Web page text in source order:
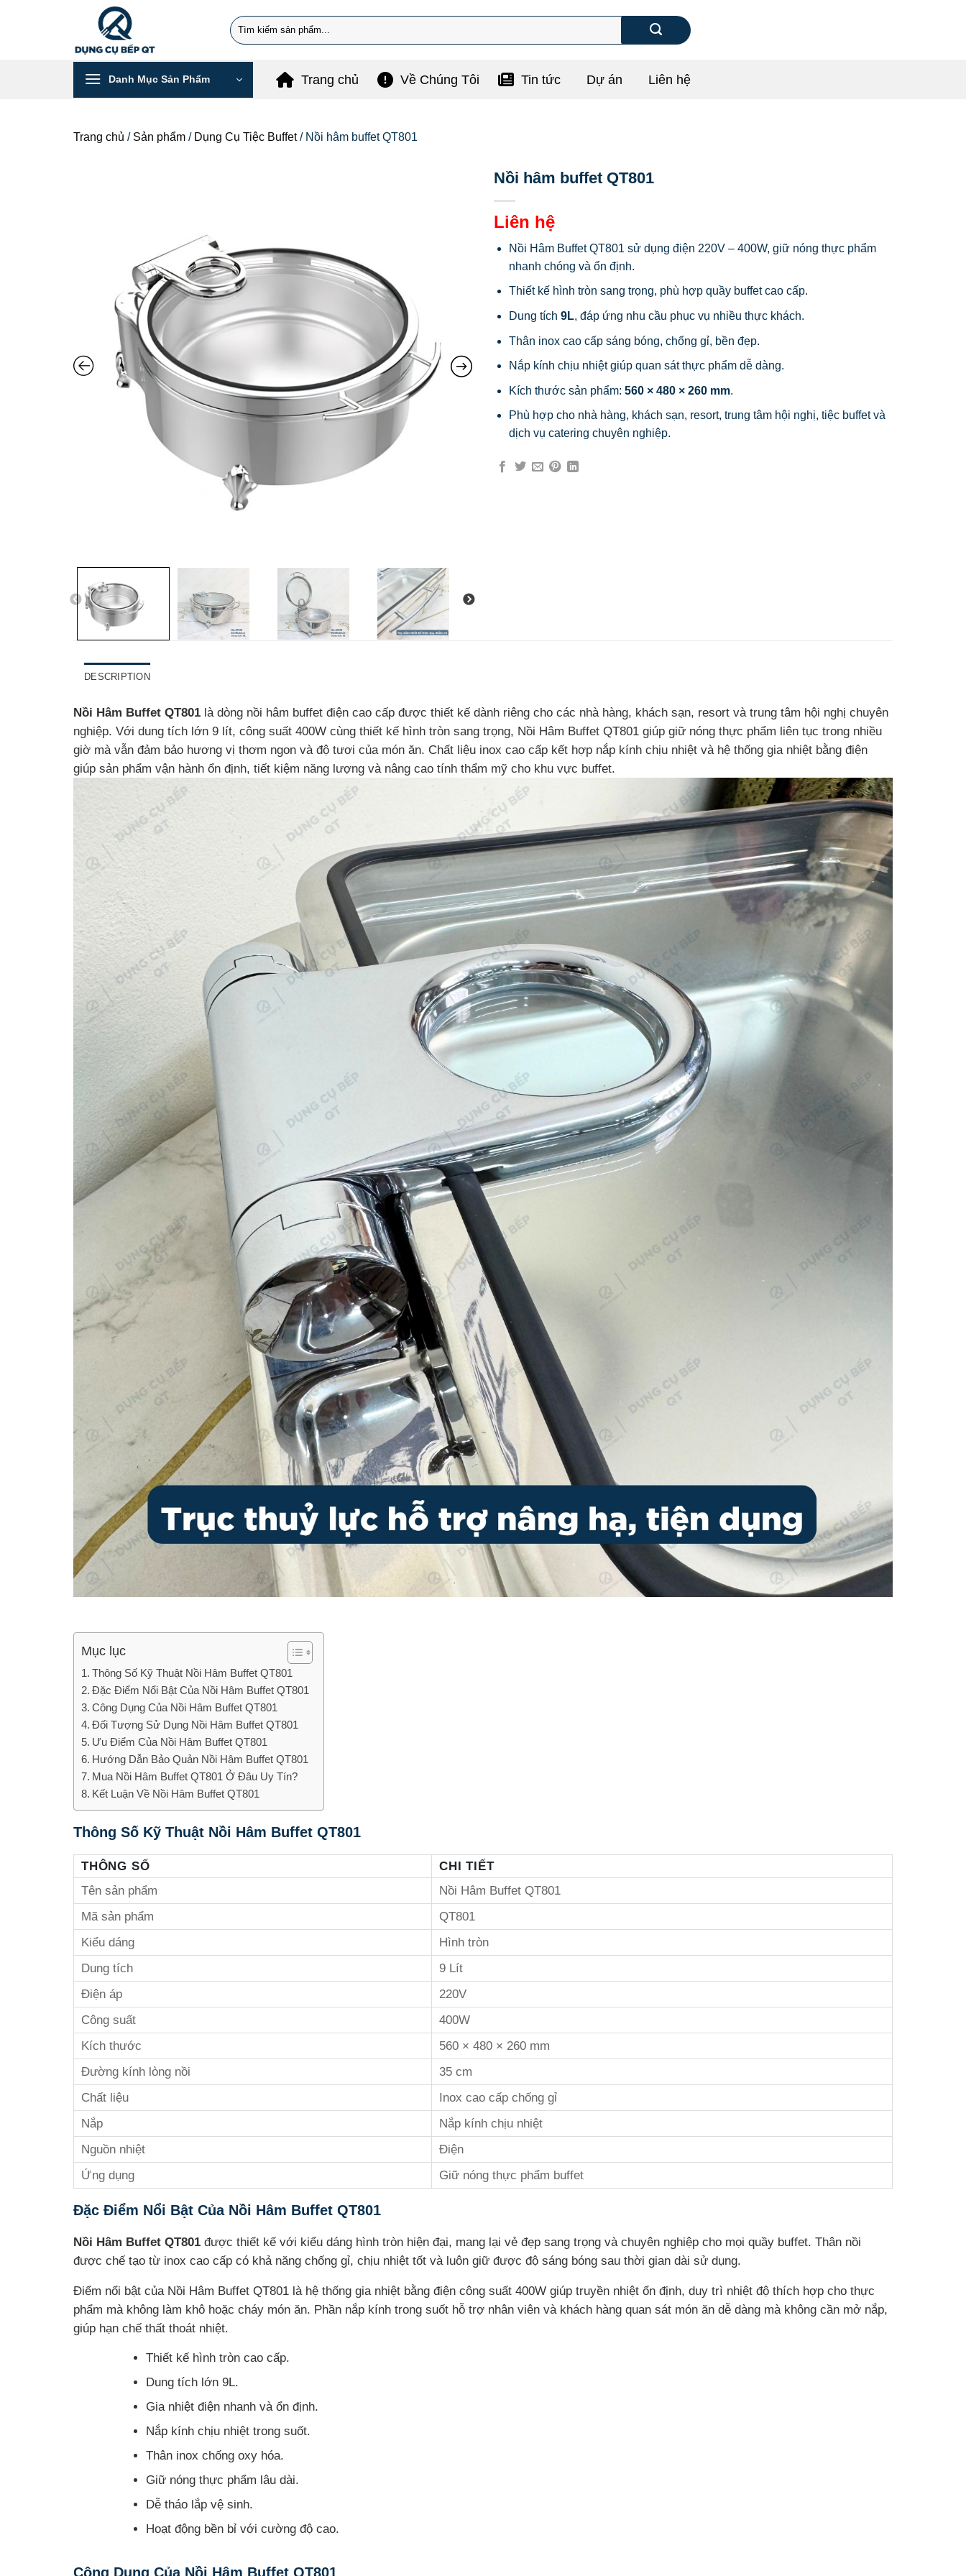
Search
for:
Danh Mục Sản Phẩm Trang chủ Về Chúng Tôi Tin tức Dự án Liên hệ
Trang chủ / Sản phẩm / Dụng Cụ Tiệc Buffet/ Nồi hâm buffet QT801
Nồi hâm buffet QT801
Liên hệ
Nồi Hâm Buffet QT801 sử dụng điện 220V – 400W, giữ nóng thực phẩm
nhanh chóng và ổn định.
Thiết kế hình tròn sang trọng, phù hợp quầy buffet cao cấp.
Dung tích 9L, đáp ứng nhu cầu phục vụ nhiều thực khách.
Thân inox cao cấp sáng bóng, chống gỉ, bền đẹp.
Nắp kính chịu nhiệt giúp quan sát thực phẩm dễ dàng.
Kích thước sản phẩm: 560 × 480 × 260 mm.
Phù hợp cho nhà hàng, khách sạn, resort, trung tâm hội nghị, tiệc buffet và
dịch vụ catering chuyên nghiệp.
DESCRIPTION
Nồi Hâm Buffet QT801 là dòng nồi hâm buffet điện cao cấp được thiết kế dành riêng cho các nhà hàng, khách sạn, resort và trung tâm hội nghị chuyên
nghiệp. Với dung tích lớn 9 lít, công suất 400W cùng thiết kế hình tròn sang trọng, Nồi Hâm Buffet QT801 giúp giữ nóng thực phẩm liên tục trong nhiều
giờ mà vẫn đảm bảo hương vị thơm ngon và độ tươi của món ăn. Chất liệu inox cao cấp kết hợp nắp kính chịu nhiệt và hệ thống gia nhiệt bằng điện
giúp sản phẩm vận hành ổn định, tiết kiệm năng lượng và nâng cao tính thẩm mỹ cho khu vực buffet.
Mục lục
Thông Số Kỹ Thuật Nồi Hâm Buffet QT801
Đặc Điểm Nổi Bật Của Nồi Hâm Buffet QT801
Công Dụng Của Nồi Hâm Buffet QT801
Đối Tượng Sử Dụng Nồi Hâm Buffet QT801
Ưu Điểm Của Nồi Hâm Buffet QT801
Hướng Dẫn Bảo Quản Nồi Hâm Buffet QT801
Mua Nồi Hâm Buffet QT801 Ở Đâu Uy Tín?
Kết Luận Về Nồi Hâm Buffet QT801
Thông Số Kỹ Thuật Nồi Hâm Buffet QT801
THÔNG SỐ
CHI TIẾT
Tên sản phẩm
Nồi Hâm Buffet QT801
Mã sản phẩm
QT801
Kiểu dáng
Hình tròn
Dung tích
9 Lít
Điện áp
220V
Công suất
400W
Kích thước
560 × 480 × 260 mm
Đường kính lòng nồi
35 cm
Chất liệu
Inox cao cấp chống gỉ
Nắp
Nắp kính chịu nhiệt
Nguồn nhiệt
Điện
Ứng dụng
Giữ nóng thực phẩm buffet
Đặc Điểm Nổi Bật Của Nồi Hâm Buffet QT801
Nồi Hâm Buffet QT801 được thiết kế với kiểu dáng hình tròn hiện đại, mang lại vẻ đẹp sang trọng và chuyên nghiệp cho mọi quầy buffet. Thân nồi
được chế tạo từ inox cao cấp có khả năng chống gỉ, chịu nhiệt tốt và luôn giữ được độ sáng bóng sau thời gian dài sử dụng.
Điểm nổi bật của Nồi Hâm Buffet QT801 là hệ thống gia nhiệt bằng điện công suất 400W giúp truyền nhiệt ổn định, duy trì nhiệt độ thích hợp cho thực
phẩm mà không làm khô hoặc cháy món ăn. Phần nắp kính trong suốt hỗ trợ nhân viên và khách hàng quan sát món ăn dễ dàng mà không cần mở nắp,
giúp hạn chế thất thoát nhiệt.
Thiết kế hình tròn cao cấp.
Dung tích lớn 9L.
Gia nhiệt điện nhanh và ổn định.
Nắp kính chịu nhiệt trong suốt.
Thân inox chống oxy hóa.
Giữ nóng thực phẩm lâu dài.
Dễ tháo lắp vệ sinh.
Hoạt động bền bỉ với cường độ cao.
Công Dụng Của Nồi Hâm Buffet QT801